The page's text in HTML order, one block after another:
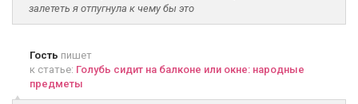
залететь я отпугнула к чему бы это
Гость пишет
к статье: Голубь сидит на балконе или окне: народные
предметы